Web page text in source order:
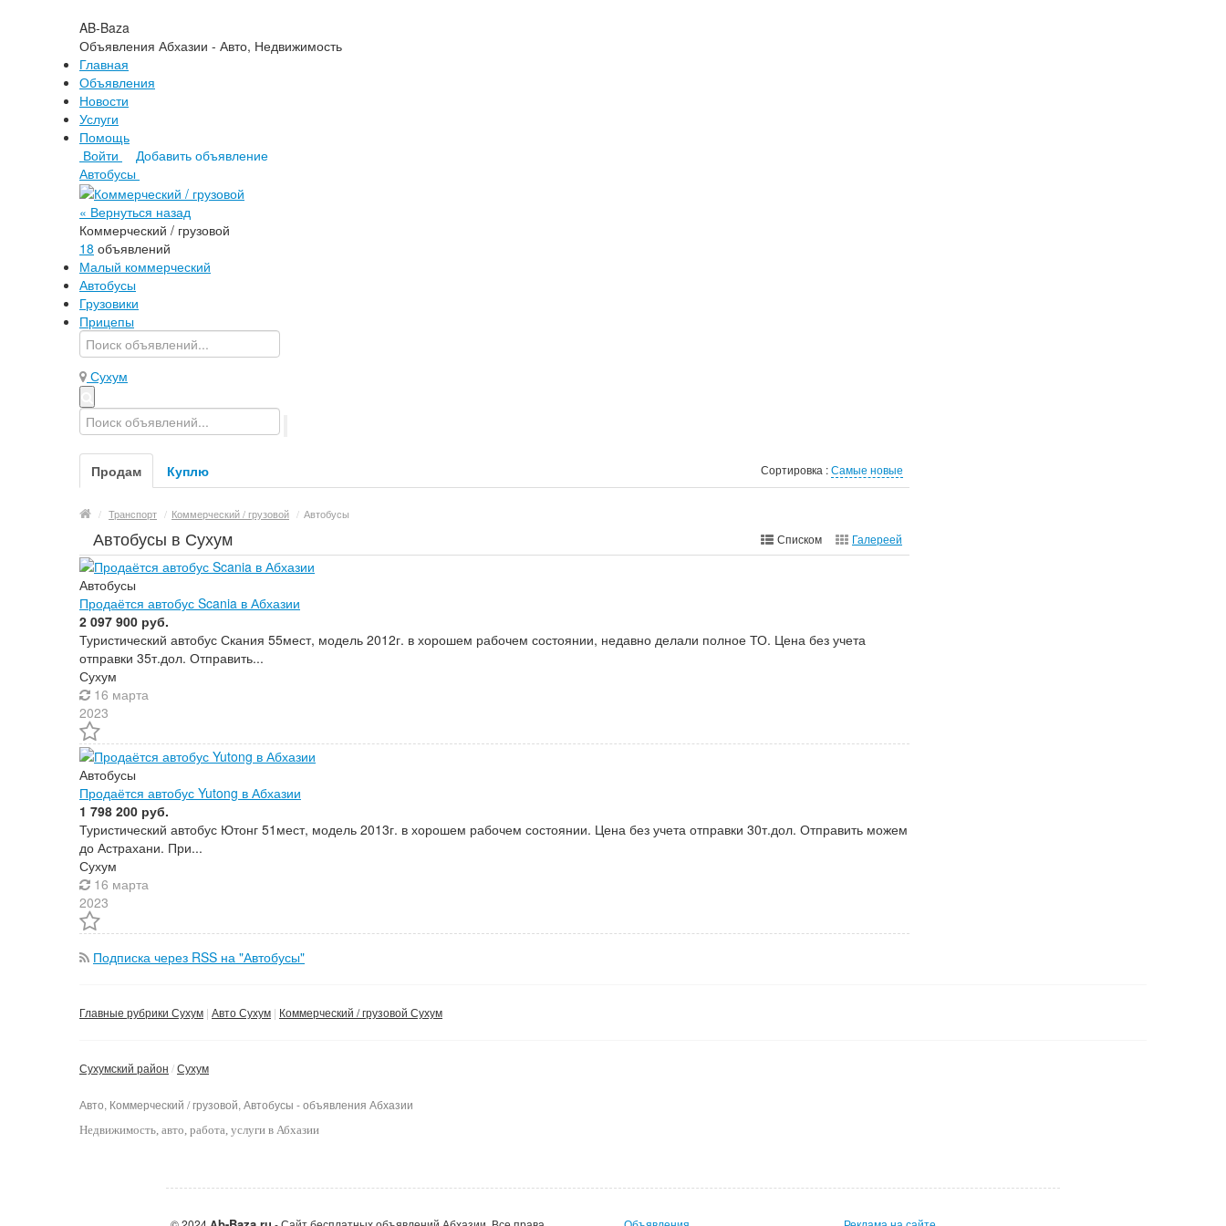
AB-Baza
Объявления Абхазии - Авто, Недвижимость
Главная
Объявления
Новости
Услуги
Помощь
Войти
Добавить объявление
Автобусы
« Вернуться назад
Коммерческий / грузовой
18 объявлений
Малый коммерческий
Автобусы
Грузовики
Прицепы
Сухум
Продам Куплю Сортировка :Самые новые
/ Транспорт / Коммерческий / грузовой / Автобусы
Автобусы в Сухум Списком Галереей
Автобусы
Продаётся автобус Scania в Абхазии
2 097 900 руб.
Туристический автобус Скания 55мест, модель 2012г. в хорошем рабочем состоянии, недавно делали полное ТО. Цена без учета
отправки 35т.дол. Отправить...
Сухум
16 марта
2023
Автобусы
Продаётся автобус Yutong в Абхазии
1 798 200 руб.
Туристический автобус Ютонг 51мест, модель 2013г. в хорошем рабочем состоянии. Цена без учета отправки 30т.дол. Отправить можем
до Астрахани. При...
Сухум
16 марта
2023
Подписка через RSS на "Автобусы"
Главные рубрики Сухум Авто Сухум Коммерческий / грузовой Сухум
Сухумский район Сухум
Авто, Коммерческий / грузовой, Автобусы - объявления Абхазии
Недвижимость , авто, работа, услуги в Абхазии